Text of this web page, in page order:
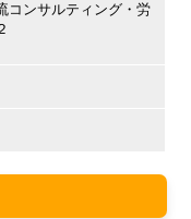
コンサルティング・労